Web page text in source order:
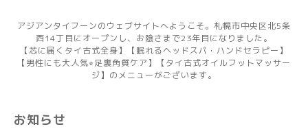
アジアンタイフーンのウェブサイトへようこそ。札幌市中央区北5条
西14丁目にオープンし、お陰さまで23年目になりました。
【芯に届くタイ古式全身】【眠れるヘッドスパ・ハンドセラピー】
【男性にも大人気⭐︎足裏角質ケア】【タイ古式オイルフットマッサー
ジ】のメニューがございます。
お知らせ